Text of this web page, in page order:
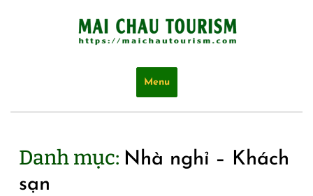
Menu
Danh mục: Nhà nghỉ – Khách
sạn